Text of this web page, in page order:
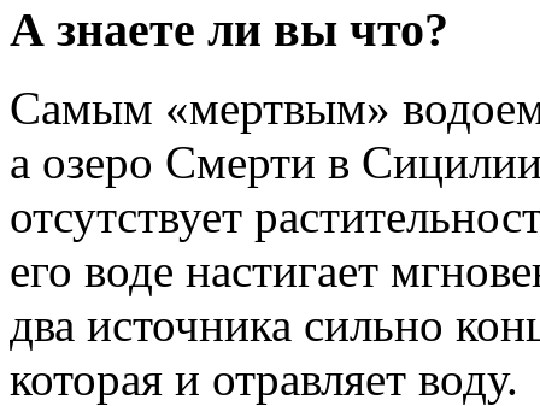
А знаете ли вы что?
Самым «мертвым»
а озеро Смерти в
отсутствует
его воде настигает
два источника сильно
которая и отравляет воду.